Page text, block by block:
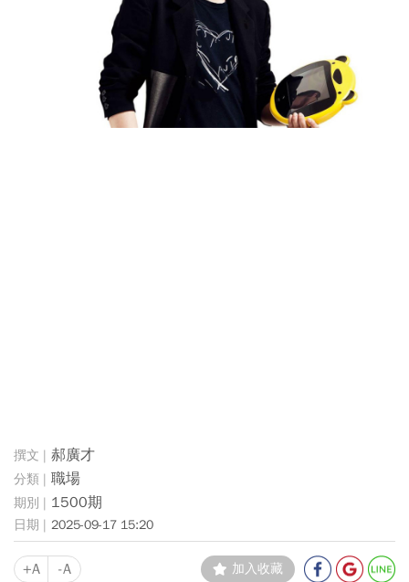
郝廣才
職場
1500期
2025-09-17 15:20
+A -A 加入收藏